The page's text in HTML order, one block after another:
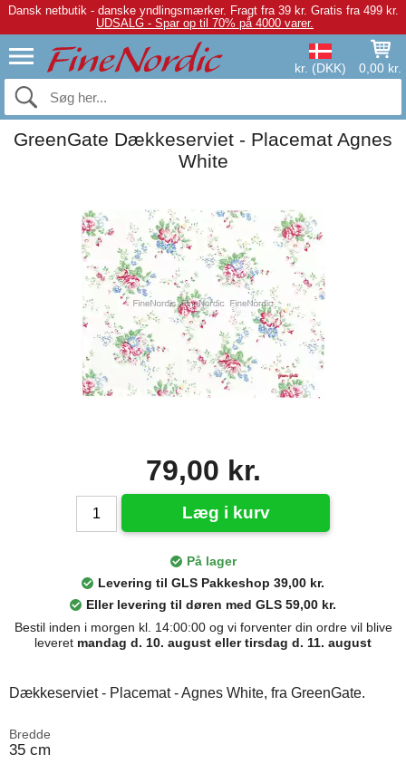
Dansk netbutik - danske yndlingsmærker. Fragt fra 39 kr. Gratis fra 499 kr.
UDSALG - Spar op til 70% på 4000 varer.
kr. (DKK) 0,00 kr.
GreenGate Dækkeserviet - Placemat Agnes
White
79,00 kr.
Læg i kurv
På lager
Levering til GLS Pakkeshop 39,00 kr.
Eller levering til døren med GLS 59,00 kr.
Bestil inden i morgen kl. 14:00:00 og vi forventer din ordre vil blive
leveret mandag d. 10. august eller tirsdag d. 11. august
Dækkeserviet - Placemat - Agnes White, fra GreenGate.
Bredde
35 cm